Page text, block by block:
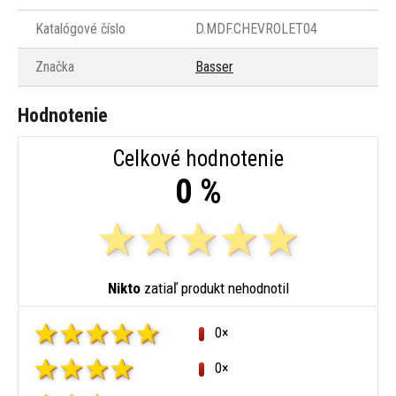
Katalógové číslo D.MDF.CHEVROLET04
Značka Basser
Hodnotenie
Celkové hodnotenie
0 %
Niktozatiaľ produkt nehodnotil
0×
0×